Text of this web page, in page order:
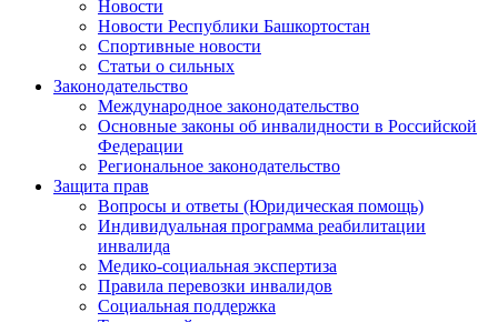
Новости
Новости Республики Башкортостан
Спортивные новости
Статьи о сильных
Законодательство
Международное законодательство
Основные законы об инвалидности в Российской
Федерации
Региональное законодательство
Защита прав
Вопросы и ответы (Юридическая помощь)
Индивидуальная программа реабилитации
инвалида
Медико-социальная экспертиза
Правила перевозки инвалидов
Социальная поддержка